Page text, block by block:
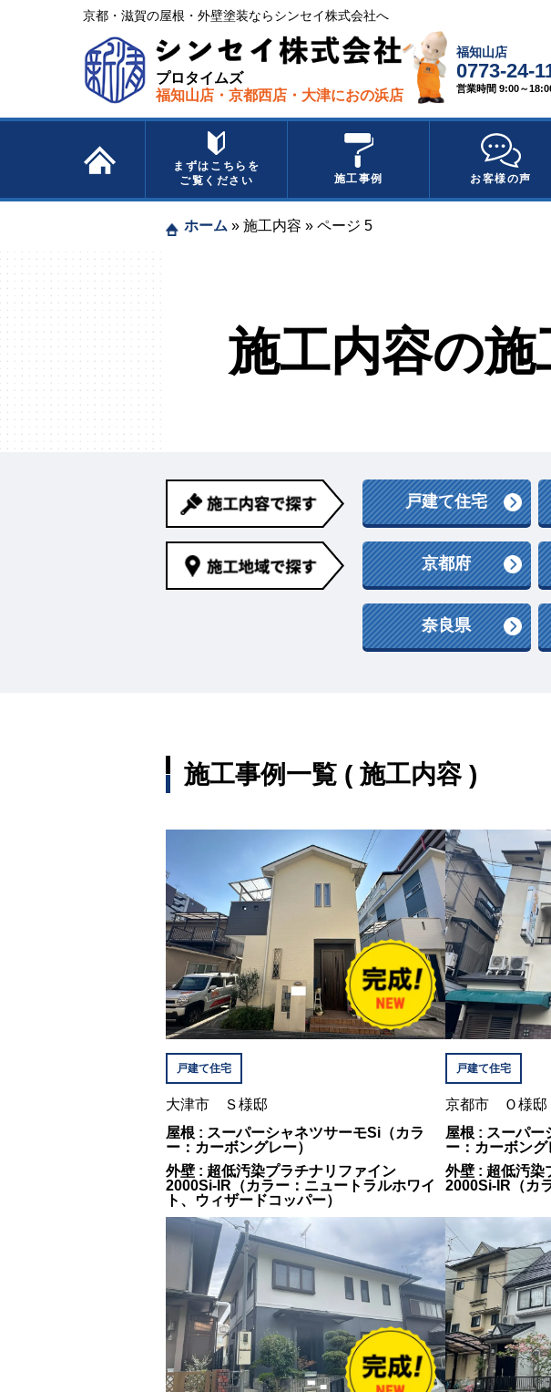
京都・滋賀の屋根・外壁塗装ならシンセイ株式会社へ​ ​
プロタイムズ
福知山店・京都西店・大津におの浜店
福知山店
0773-24-
営業時間 9:00～
まずはこちらを
ご覧ください
施工事例 お客様の声
ホーム » 施工内容 » ページ 5
施工内容の
戸建て住宅
京都府
奈良県
施工事例一覧 ( 施工内容 )
戸建て住宅
大津市 Ｓ様邸
屋根 : スーパーシャネツサーモSi（カラ
ー：カーボングレー）
外壁 : 超低汚染プラチナリファイン
2000Si-IR（カラー：ニュートラルホワイ
ト、ウィザードコッパー）
戸建て住宅
京都市 Ｏ様邸
屋根 : スーパー
ー：カーボング
外壁 : 超低汚染
2000Si-IR（カ